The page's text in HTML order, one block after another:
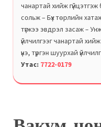
чанартай хийж
сольж – Бүх төрлийн
түгжээ эвдрэл засаж –
үйлчилгээг чанартай
үнэ, түргэн шуурхай
Утас: 7722-0179